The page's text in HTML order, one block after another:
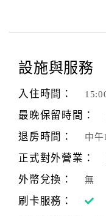
請
款
據
作
提
設施與服務
入住時間：
最晚保留時間：
退房時間： 中午
正式對外營業：
外幣兌換： 無
刷卡服務：